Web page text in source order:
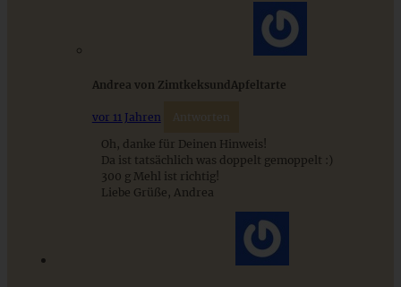
Hefezopf mit Zimt-Zucker und Marzipan
9 saisonale Rezepte im August – die besten Ideen mit Obst
ZUM BEITRAG
Andrea von ZimtkeksundApfeltarte
vor 11 Jahren Antworten
Oh, danke für Deinen Hinweis!
Da ist tatsächlich was doppelt gemoppelt :)
300 g Mehl ist richtig!
Liebe Grüße, Andrea